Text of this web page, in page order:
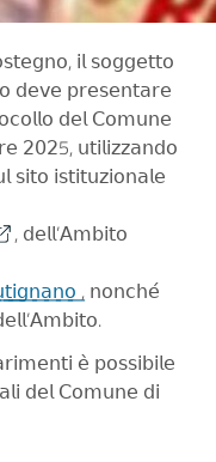
𝗂𝗅 𝗌𝗈𝗀𝗀𝖾𝗍𝗍𝗈
𝖽𝖾𝗏𝖾 𝗉𝗋𝖾𝗌𝖾𝗇𝗍𝖺𝗋𝖾
𝖽𝖾𝗅 𝖢𝗈𝗆𝗎𝗇𝖾
𝟤𝟢𝟤5, 𝗎𝗍𝗂𝗅𝗂𝗓𝗓𝖺𝗇𝖽𝗈
𝗂𝗌𝗍𝗂𝗍𝗎𝗓𝗂𝗈𝗇𝖺𝗅𝖾
, 𝖽𝖾𝗅𝗅’𝖠𝗆𝖻𝗂𝗍𝗈
, 𝗇𝗈𝗇𝖼𝗁𝖾́
𝖾̀ 𝗉𝗈𝗌𝗌𝗂𝖻𝗂𝗅𝖾
𝖽𝖾𝗅 𝖢𝗈𝗆𝗎𝗇𝖾 𝖽𝗂